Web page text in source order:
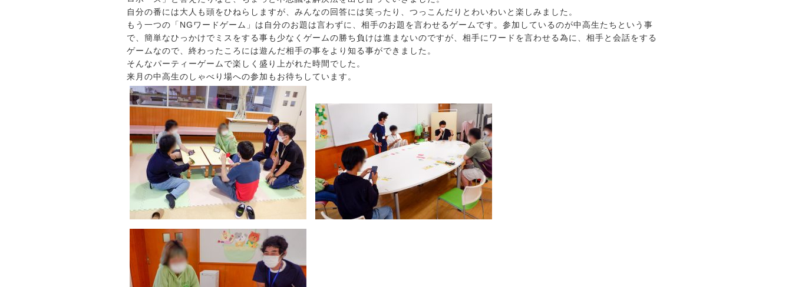
自分の番には大人も頭をひねらしますが、みんなの回答には笑ったり、つっこんだりとわいわいと楽しみました。
もう一つの「NGワードゲーム」は自分のお題は言わずに、相手のお題を言わせるゲームです。参加しているのが中高生たちという事
で、簡単なひっかけでミスをする事も少なくゲームの勝ち負けは進まないのですが、相手にワードを言わせる為に、相手と会話をする
ゲームなので、終わったころには遊んだ相手の事をより知る事ができました。
そんなパーティーゲームで楽しく盛り上がれた時間でした。
来月の中高生のしゃべり場への参加もお待ちしています。